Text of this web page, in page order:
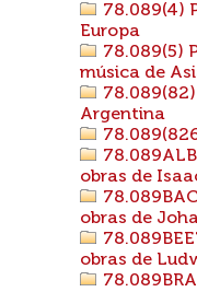
78.089(4)
Europa
78.089(5)
música de
Argentina
obras de
obras de
obras de